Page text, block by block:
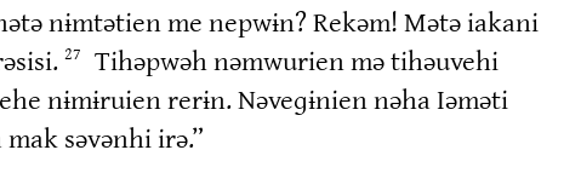
nɨmtətien me nepwɨn? Rekəm! Mətə iakani
27
Tihəpwəh nəmwurien mə tihəuvehi
nɨmɨruien rerɨn. Nəveɡɨnien nəha Iəməti
səvənhi irə.”